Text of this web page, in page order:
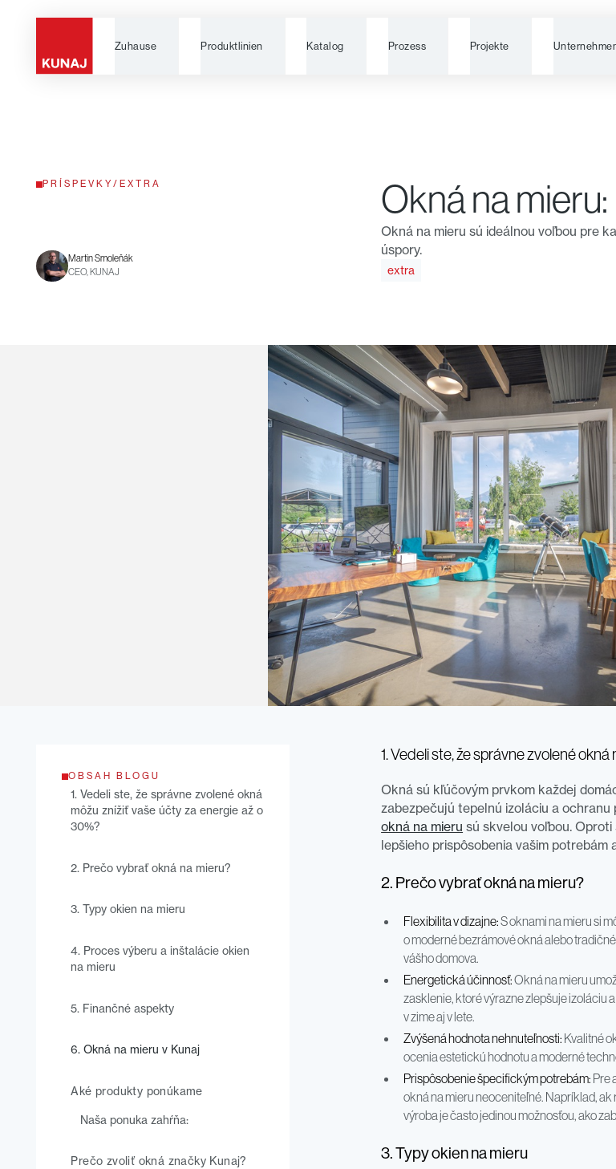
Zuhause Produktlinien Katalog Prozess Projekte
PRÍSPEVKY / EXTRA
Martin Smoleňák
CEO, KUNAJ
Okná na
Okná na mieru sú ideálnou voľbou pre
úspory.
extra
OBSAH BLOGU
‍1. Vedeli ste, že správne zvolené okná
môžu znížiť vaše účty za energie až o
30%?
2. Prečo vybrať okná na mieru?
3. Typy okien na mieru
4. Proces výberu a inštalácie okien
na mieru
5. Finančné aspekty
6. Okná na mieru v Kunaj
Aké produkty ponúkame
Naša ponuka zahŕňa:
Prečo zvoliť okná značky Kunaj?
1. Vedeli ste, že správne zvolené
Okná sú kľúčovým prvkom každej
zabezpečujú tepelnú izoláciu a
okná na mieru sú skvelou voľbou.
lepšieho prispôsobenia vašim potrebám
2. Prečo vybrať okná na mieru?
Flexibilita v dizajne:S oknami na mieru si
o moderné bezrámové okná alebo
vášho domova.
Energetická účinnosť:Okná na mieru
zasklenie, ktoré výrazne zlepšuje izoláciu
v zime aj v lete.
Zvýšená hodnota nehnuteľnosti: Kvalitné
ocenia estetickú hodnotu a moderné
Prispôsobenie špecifickým potrebám: Pre
okná na mieru neoceniteľné. Napríklad,
výroba je často jedinou možnosťou, ako
3. Typy okien na mieru